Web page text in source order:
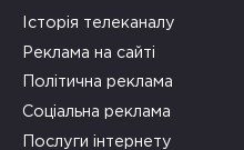
Історія телеканалу
Реклама на сайті
Політична реклама
Соціальна реклама
Послуги інтернету